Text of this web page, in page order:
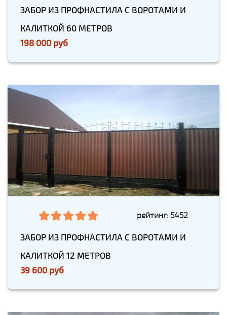
ЗАБОР ИЗ ПРОФНАСТИЛА С ВОРОТАМИ И
КАЛИТКОЙ 60 МЕТРОВ
198 000 руб
рейтинг: 5452
ЗАБОР ИЗ ПРОФНАСТИЛА С ВОРОТАМИ И
КАЛИТКОЙ 12 МЕТРОВ
39 600 руб